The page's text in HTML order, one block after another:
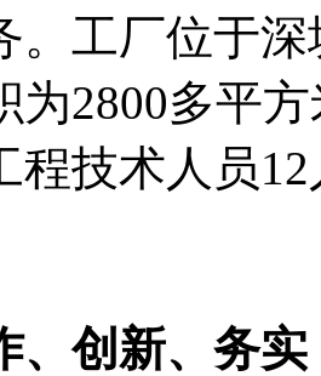
。工厂位于
为2800多平
程技术人员
、创新、务实